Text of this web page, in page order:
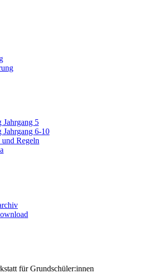
Jahrgang 5
Jahrgang 6-10
Regeln
für Grundschüler:innen